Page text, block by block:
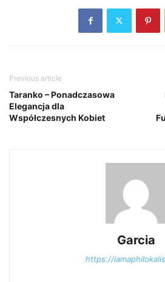
Previous article
Taranko – Ponadczasowa
Elegancja dla
Współczesnych Kobiet
Garcia
https://